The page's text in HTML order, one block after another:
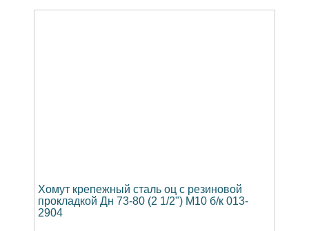
Хомут крепежный сталь оц с резиновой
прокладкой Дн 73-80 (2 1/2") М10 б/к 013-
2904